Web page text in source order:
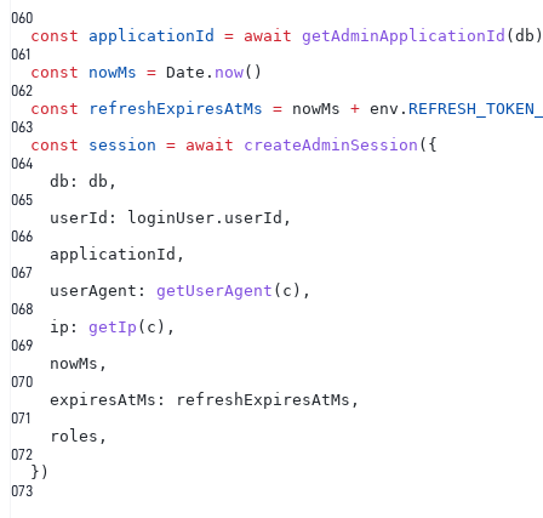
060
const applicationId = await getAdminApplicationId (db)
061
const nowMs = Date. now()
062
const refreshExpiresAtMs = nowMs + env.
063
const session = await createAdminSession ({
064
db: db,
065
userId: loginUser.userId,
066
applicationId,
067
userAgent: getUserAgent (c),
068
ip: getIp (c),
069
nowMs,
070
expiresAtMs: refreshExpiresAtMs,
071
roles,
072
})
073